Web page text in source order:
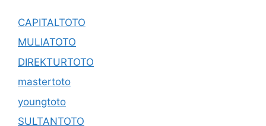
CAPITALTOTO
MULIATOTO
DIREKTURTOTO
mastertoto
youngtoto
SULTANTOTO